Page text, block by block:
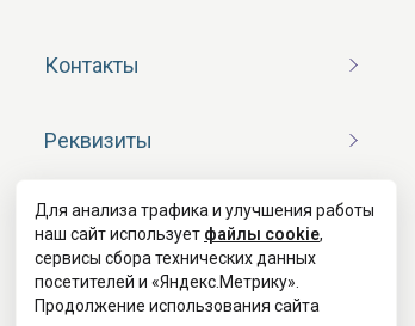
Контакты
Реквизиты
Договор оферты
Согласие на обработку ПД
Для анализа трафика и улучшения работы
наш сайт использует файлы cookie,
сервисы сбора технических данных
посетителей и «Яндекс.Метрику».
Продолжение использования сайта